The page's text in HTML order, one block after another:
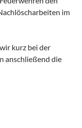
im
kurz bei der
anschließend die